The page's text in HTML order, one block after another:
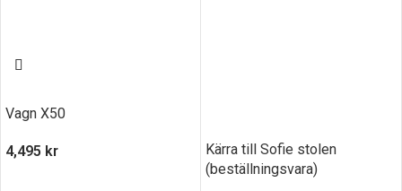
Vagn X50
4,495 kr
Kärra till Sofie stolen
(beställningsvara)